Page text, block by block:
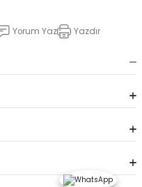
Yorum Yaz Yazdır